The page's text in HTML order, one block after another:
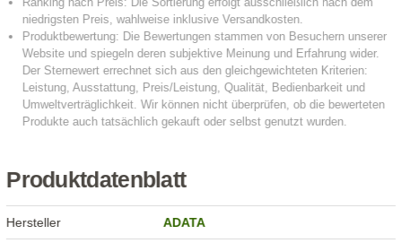
Produktdatenblatt
Hersteller ADATA